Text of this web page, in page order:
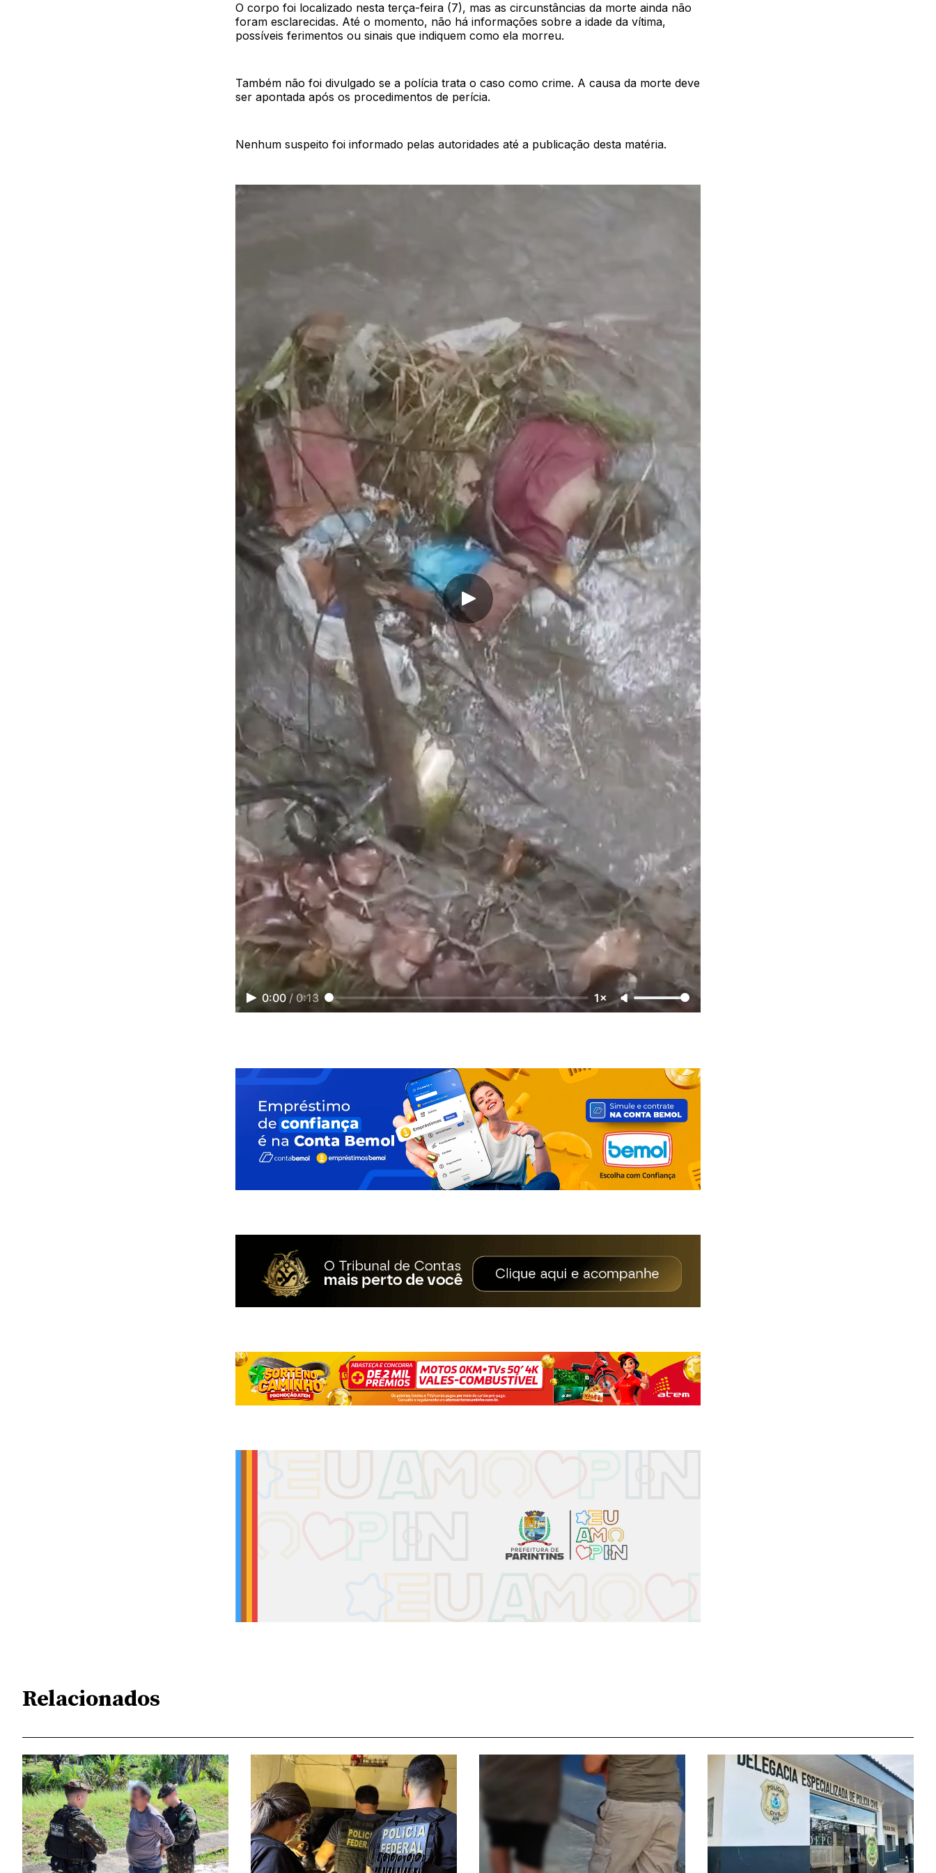
O corpo foi localizado nesta terça-feira (7), mas as circunstâncias da morte ainda não
foram esclarecidas. Até o momento, não há informações sobre a idade da vítima,
possíveis ferimentos ou sinais que indiquem como ela morreu.
Também não foi divulgado se a polícia trata o caso como crime. A causa da morte deve
ser apontada após os procedimentos de perícia.
Nenhum suspeito foi informado pelas autoridades até a publicação desta matéria.
0:00 / 0:13 1×
Relacionados